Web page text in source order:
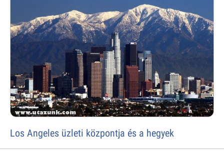
Los Angeles üzleti központja és a hegyek